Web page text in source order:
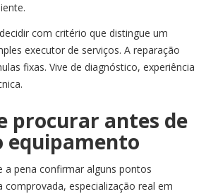
com critério que distingue um
executor de serviços. A reparação
fixas. Vive de diagnóstico, experiência
procurar antes de
equipamento
a pena confirmar alguns pontos
comprovada, especialização real em